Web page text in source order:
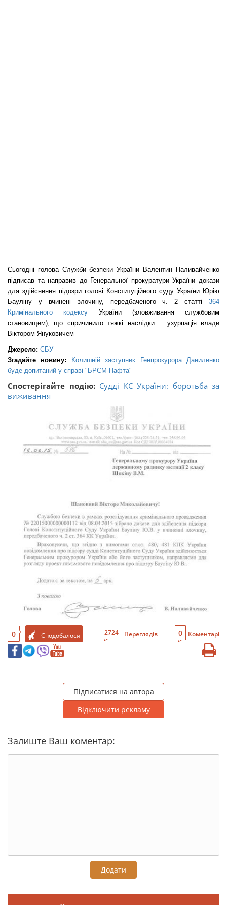
Сьогодні голова Служби безпеки України Валентин Наливайченко
підписав та направив до Генеральної прокуратури України докази
для здійснення підозри голові Конституційного суду України Юрію
Бауліну у вчинені злочину, передбаченого ч. 2 статті 364
Кримінального кодексу України (зловживання службовим
становищем), що спричинило тяжкі наслідки − узурпація влади
Віктором Януковичем
Джерело: СБУ
Згадайте новину:
Колишній заступник Генпрокурора Даниленко
буде допитаний у справі "БРСМ-Нафта"
Спостерігайте подію: Судді КС України: боротьба за
виживання
0 Сподобалося 2724 Переглядів 0 Коментарі
Підписатися на автора
Відключити рекламу
Залиште Ваш коментар:
Додати